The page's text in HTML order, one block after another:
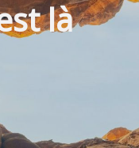
là